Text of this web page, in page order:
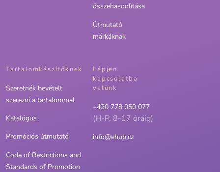
összehasonlítása
Útmutató
márkáknak
Tartalomkészítőknek
Szeretnék bevételt
szerezni a tartalommal
Katalógus
Promóciós útmutató
Code of Restrictions and
Standards of Promotion
Lépjen
kapcsolatba
velünk
+420 778 050 077
(H-P, 8-17 óráig)
info@ehub.cz